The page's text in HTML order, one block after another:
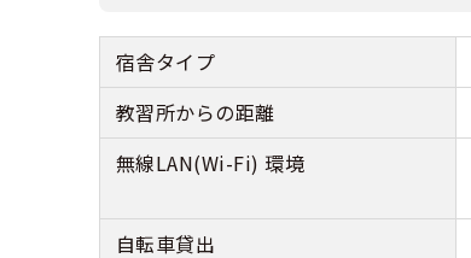
宿舎タイプ
教習所からの距離
無線LAN(Wi-Fi) 環境
自転車貸出